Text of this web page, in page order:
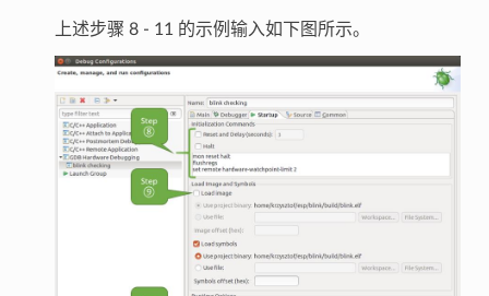
上述步骤 8 - 11 的示例输入如下图所示。